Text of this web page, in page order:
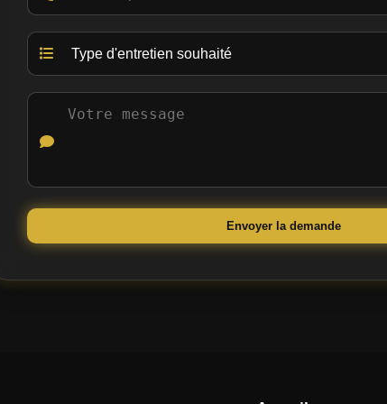
Envoyer la demande